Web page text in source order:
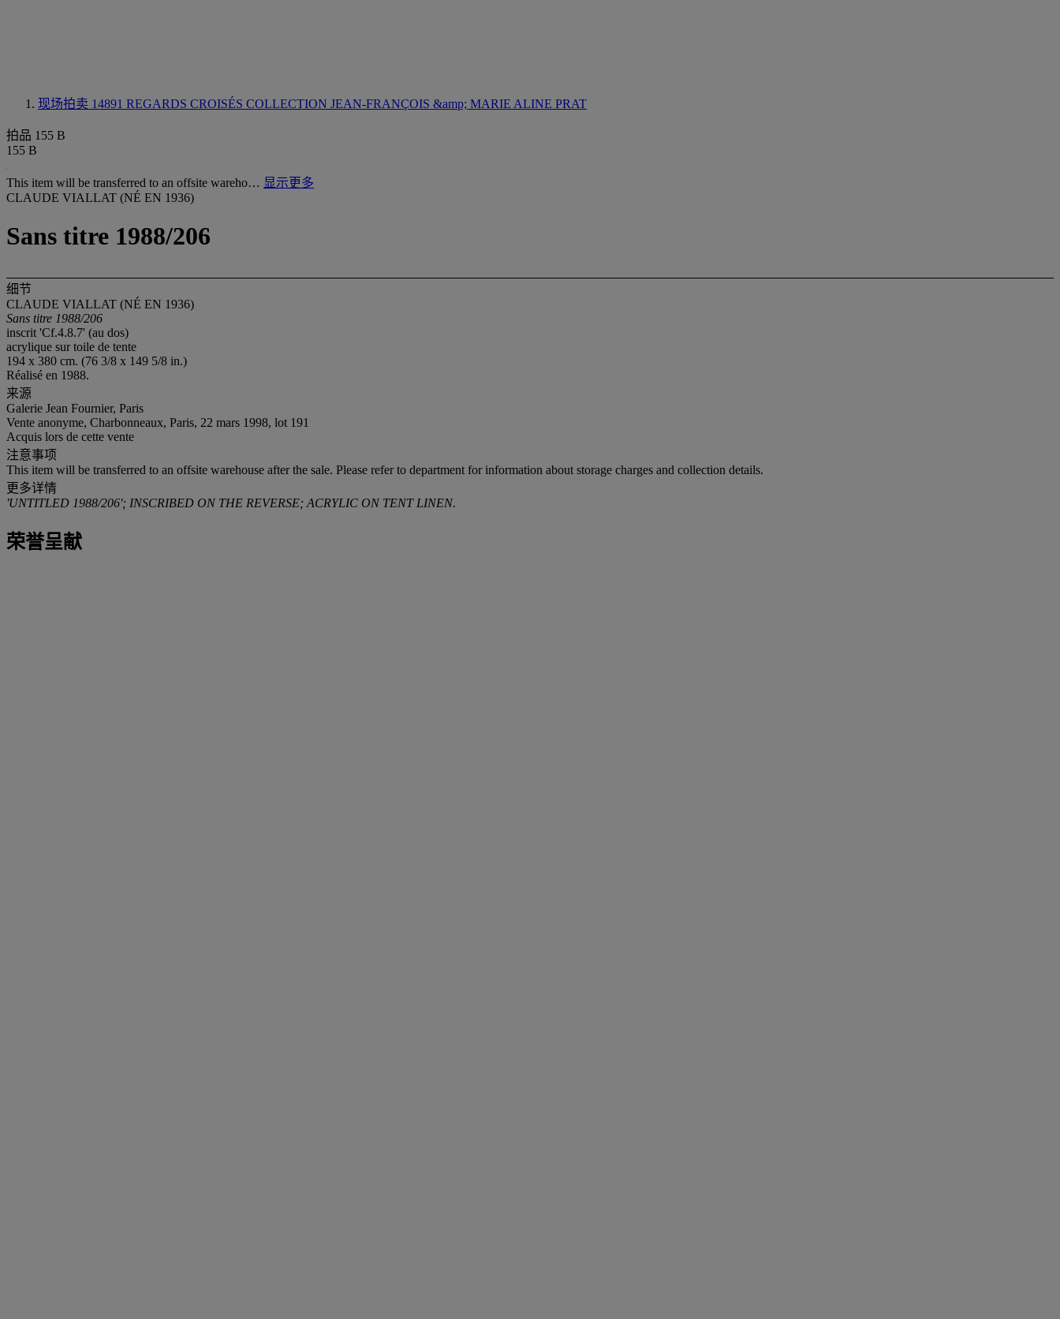
现场拍卖 14891 REGARDS CROISÉS COLLECTION JEAN-FRANÇOIS &amp; MARIE ALINE PRAT
拍品 155 B
155 B
This item will be transferred to an offsite wareho… 显示更多
CLAUDE VIALLAT (NÉ EN 1936)
Sans titre 1988/206
细节
CLAUDE VIALLAT (NÉ EN 1936)
Sans titre 1988/206
inscrit 'Cf.4.8.7' (au dos)
acrylique sur toile de tente
194 x 380 cm. (76 3/8 x 149 5/8 in.)
Réalisé en 1988.
来源
Galerie Jean Fournier, Paris
Vente anonyme, Charbonneaux, Paris, 22 mars 1998, lot 191
Acquis lors de cette vente
注意事项
This item will be transferred to an offsite warehouse after the sale. Please refer to department for information about storage charges and collection details.
更多详情
'UNTITLED 1988/206'; INSCRIBED ON THE REVERSE; ACRYLIC ON TENT LINEN.
荣誉呈献